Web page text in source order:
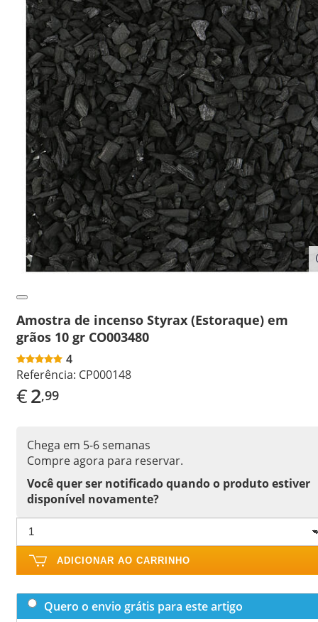
Amostra de incenso Styrax (Estoraque) em
grãos 10 gr CO003480
4
Referência: CP000148
€2,99
Chega em 5-6 semanas
Compre agora para reservar.
Você quer ser notificado quando o produto estiver
disponível novamente?
ADICIONAR AO CARRINHO
Quero o envio grátis para este artigo